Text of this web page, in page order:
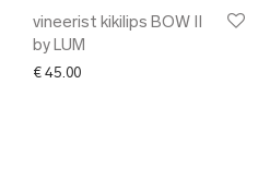
vineerist kikilips BOW II
by LUM
€ 45.00